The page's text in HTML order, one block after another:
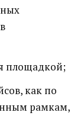
площадкой;
как по
рамкам,